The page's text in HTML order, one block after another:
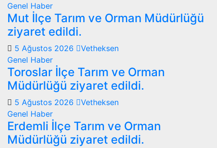
Genel Haber
Mut İlçe Tarım ve Orman Müdürlüğü
ziyaret edildi.
5 Ağustos 2026
Vetheksen
Genel Haber
Toroslar İlçe Tarım ve Orman
Müdürlüğü ziyaret edildi.
5 Ağustos 2026
Vetheksen
Genel Haber
Erdemli İlçe Tarım ve Orman
Müdürlüğü ziyaret edildi.